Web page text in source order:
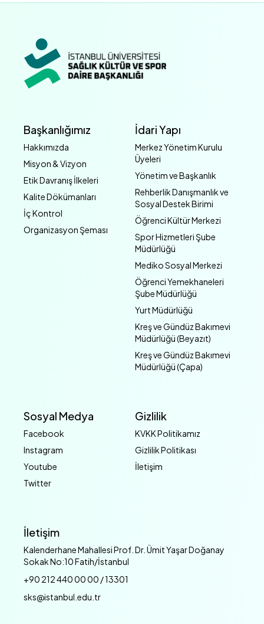
Başkanlığımız
Hakkımızda
Misyon & Vizyon
Etik Davranış İlkeleri
Kalite Dökümanları
İç Kontrol
Organizasyon Şeması
İdari Yapı
Merkez Yönetim Kurulu
Üyeleri
Yönetim ve Başkanlık
Rehberlik Danışmanlık ve
Sosyal Destek Birimi
Öğrenci Kültür Merkezi
Spor Hizmetleri Şube
Müdürlüğü
Mediko Sosyal Merkezi
Öğrenci Yemekhaneleri
Şube Müdürlüğü
Yurt Müdürlüğü
Kreş ve Gündüz Bakımevi
Müdürlüğü (Beyazıt)
Kreş ve Gündüz Bakımevi
Müdürlüğü (Çapa)
Sosyal Medya
Facebook
Instagram
Youtube
Twitter
Gizlilik
KVKK Politikamız
Gizlilik Politikası
İletişim
İletişim
Kalenderhane Mahallesi Prof. Dr. Ümit Yaşar Doğanay
Sokak No:10 Fatih/İstanbul
+90 212 440 00 00 / 13301
sks@istanbul.edu.tr